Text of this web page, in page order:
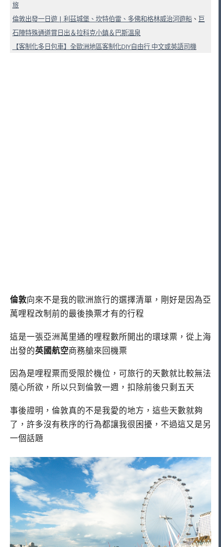
旅
倫敦出發一日遊 | 利茲城堡、坎特伯雷、多佛和格林威治河遊船 、 巨
石陣特殊通道賞日出＆拉科克小鎮＆巴斯溫泉
【客制化多日包車】全歐洲地區客制化DIY自由行 中文或英語司機
倫敦向來不是我的歐洲旅行的選擇清單，剛好是因為亞
萬哩程改制前的最後換票才有的行程
這是一張亞洲萬里通的哩程數所開出的環球票，從上海
出發的英國航空商務艙來回機票
因為是哩程票而受限於機位，可旅行的天數就比較無法
隨心所欲，所以只到倫敦一週，扣除前後只剩五天
事後證明，倫敦真的不是我愛的地方，這些天數就夠
了，許多沒有秩序的行為都讓我很困擾，不過這又是另
一個話題